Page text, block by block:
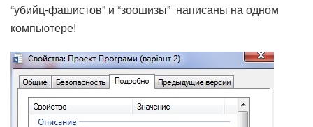
“убийц-фашистов” и “зоошизы” написаны на одном
компьютере!